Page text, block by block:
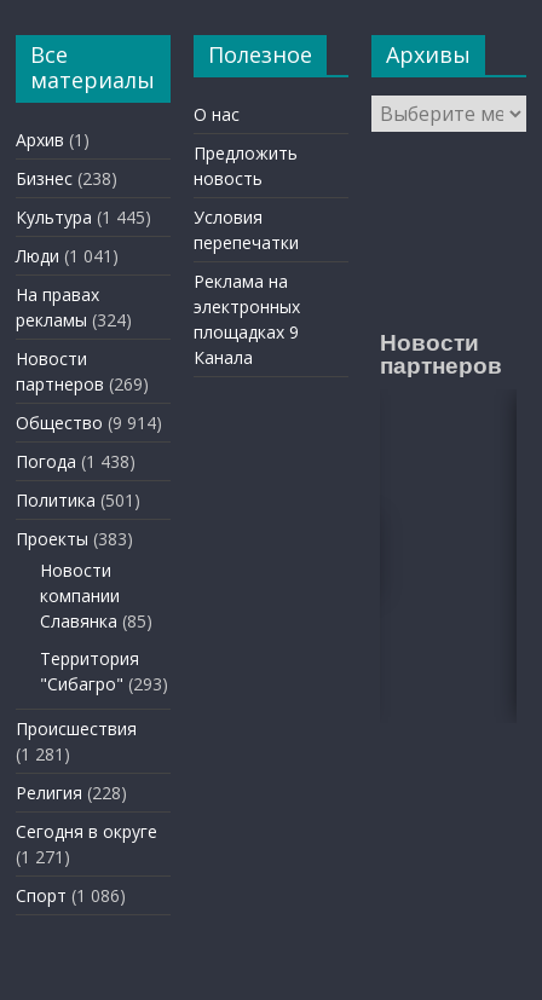
Все
материалы
Архив (1)
Бизнес (238)
Культура (1 445)
Люди (1 041)
На правах
рекламы (324)
Новости
партнеров (269)
Общество (9 914)
Погода (1 438)
Политика (501)
Проекты (383)
Новости
компании
Славянка (85)
Территория
"Сибагро" (293)
Происшествия
(1 281)
Религия (228)
Сегодня в округе
(1 271)
Спорт (1 086)
Полезное
О нас
Предложить
новость
Условия
перепечатки
Реклама на
электронных
площадках 9
Канала
Архивы
Архивы
Новости
партнеров